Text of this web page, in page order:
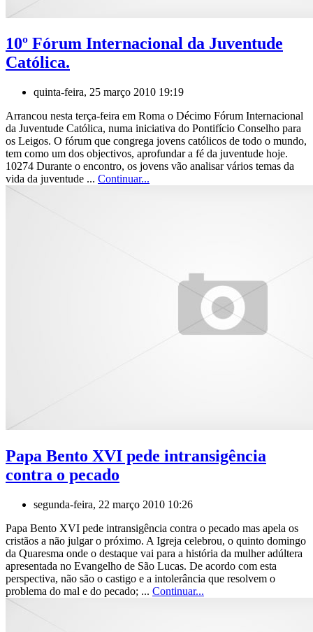
10º Fórum Internacional da Juventude
Católica.
quinta-feira, 25 março 2010 19:19
Arrancou nesta terça-feira em Roma o Décimo Fórum Internacional
da Juventude Católica, numa iniciativa do Pontifício Conselho para
os Leigos. O fórum que congrega jovens católicos de todo o mundo,
tem como um dos objectivos, aprofundar a fé da juventude hoje.
10274 Durante o encontro, os jovens vão analisar vários temas da
vida da juventude ... Continuar...
Papa Bento XVI pede intransigência
contra o pecado
segunda-feira, 22 março 2010 10:26
Papa Bento XVI pede intransigência contra o pecado mas apela os
cristãos a não julgar o próximo. A Igreja celebrou, o quinto domingo
da Quaresma onde o destaque vai para a história da mulher adúltera
apresentada no Evangelho de São Lucas. De acordo com esta
perspectiva, não são o castigo e a intolerância que resolvem o
problema do mal e do pecado; ... Continuar...